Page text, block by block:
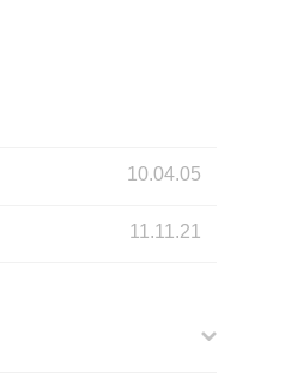
10.04.05
11.11.21